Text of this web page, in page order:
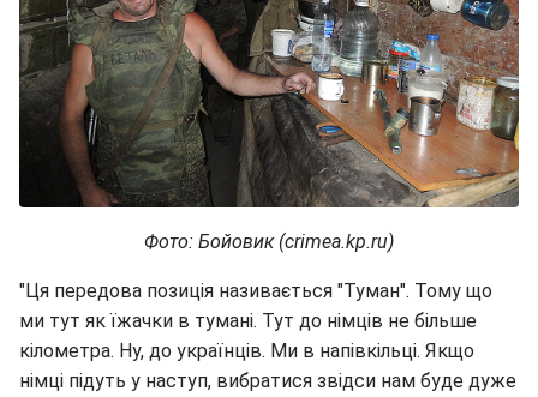
Фото: Бойовик (crimea.kp.ru)
"Ця передова позиція називається "Туман". Тому що
ми тут як їжачки в тумані. Тут до німців не більше
кілометра. Ну, до українців. Ми в напівкільці. Якщо
німці підуть у наступ, вибратися звідси нам буде дуже